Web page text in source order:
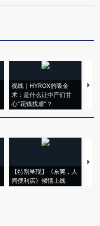
视线｜HYROX的吸金
术：是什么让中产们甘
心“花钱找虐”？
马
粒
【特别呈现】《东莞，人
间便利店》倾情上线
【
会